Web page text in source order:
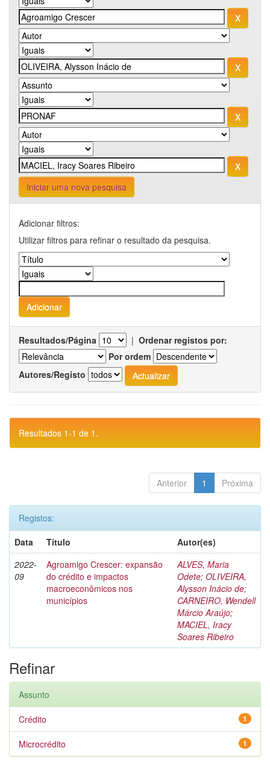
Iniciar uma nova pesquisa
Adicionar filtros:
Utilizar filtros para refinar o resultado da pesquisa.
Resultados/Página | Ordenar registos por:
Por ordem
Autores/Registo
Resultados 1-1 de 1.
Anterior 1 Próxima
Registos:
Data
Título
Autor(es)
2022-
09
Agroamigo Crescer: expansão
do crédito e impactos
macroeconômicos nos
municípios
ALVES, Maria
Odete; OLIVEIRA,
Alysson Inácio de;
CARNEIRO, Wendell
Márcio Araújo;
MACIEL, Iracy
Soares Ribeiro
Refinar
Assunto
1
Crédito
1
Microcrédito